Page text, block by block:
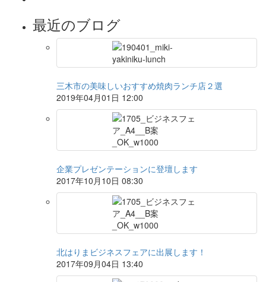
最近のブログ
三木市の美味しいおすすめ焼肉ランチ店２選
2019年04月01日 12:00
企業プレゼンテーションに登壇します
2017年10月10日 08:30
北はりまビジネスフェアに出展します！
2017年09月04日 13:40